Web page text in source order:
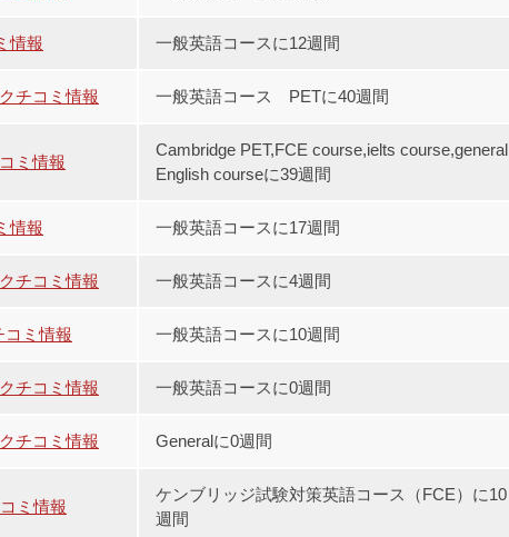
情報 一般英語コースに12週間
チコミ情報 一般英語コース PETに40週間
ミ情報
Cambridge PET,FCE course,ielts course,general
English courseに39週間
情報 一般英語コースに17週間
チコミ情報 一般英語コースに4週間
コミ情報 一般英語コースに10週間
チコミ情報 一般英語コースに0週間
チコミ情報 Generalに0週間
ミ情報
ケンブリッジ試験対策英語コース（FCE）に10
週間